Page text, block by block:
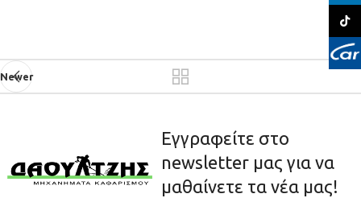
Newer
Εγγραφείτε στο
newsletter μας για να
μαθαίνετε τα νέα μας!